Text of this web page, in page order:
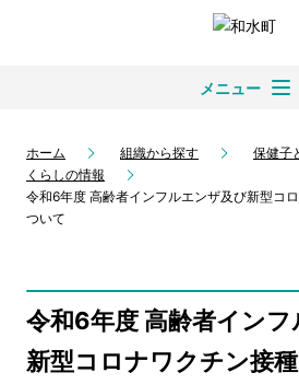
メニュー
ホーム 組織から探す
保健子
くらしの情報
令和6年度 高齢者インフルエンザ及び新型コ
ついて
令和6年度 高齢者イン
新型コロナワクチン接